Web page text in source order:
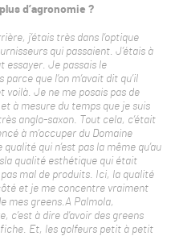
d’agronomie ?
j’étais très dans l’optique
qui passaient. J’étais à
essayer. Je passais le
que l’on m’avait dit qu’il
voilà. Je ne me posais pas de
à mesure du temps que je suis
anglo-saxon. Tout cela, c’était
à m’occuper du Domaine
qui n’est pas la même qu’au
qualité esthétique qui était
mal de produits. Ici, la qualité
et je me concentre vraiment
mes greens.A Palmola,
c’est à dire d’avoir des greens
fiche. Et, les golfeurs petit à petit